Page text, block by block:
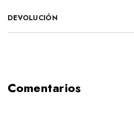
DEVOLUCIÓN
Comentarios